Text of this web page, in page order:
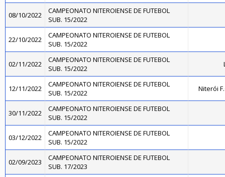
08/10/2022
CAMPEONATO NITEROIENSE DE FUTEBOL
SUB. 15/2022
22/10/2022
CAMPEONATO NITEROIENSE DE FUTEBOL
SUB. 15/2022
02/11/2022
CAMPEONATO NITEROIENSE DE FUTEBOL
SUB. 15/2022
12/11/2022
CAMPEONATO NITEROIENSE DE FUTEBOL
SUB. 15/2022
Niterói
30/11/2022
CAMPEONATO NITEROIENSE DE FUTEBOL
SUB. 15/2022
03/12/2022
CAMPEONATO NITEROIENSE DE FUTEBOL
SUB. 15/2022
02/09/2023
CAMPEONATO NITEROIENSE DE FUTEBOL
SUB. 17/2023